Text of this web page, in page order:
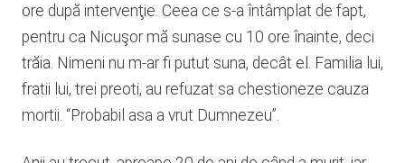
ore după intervenţie. Ceea ce s-a întâmplat de fapt,
pentru ca Nicuşor mă sunase cu 10 ore înainte, deci
trăia. Nimeni nu m-ar fi putut suna, decât el. Familia lui,
fratii lui, trei preoti, au refuzat sa chestioneze cauza
mortii. “Probabil asa a vrut Dumnezeu”.